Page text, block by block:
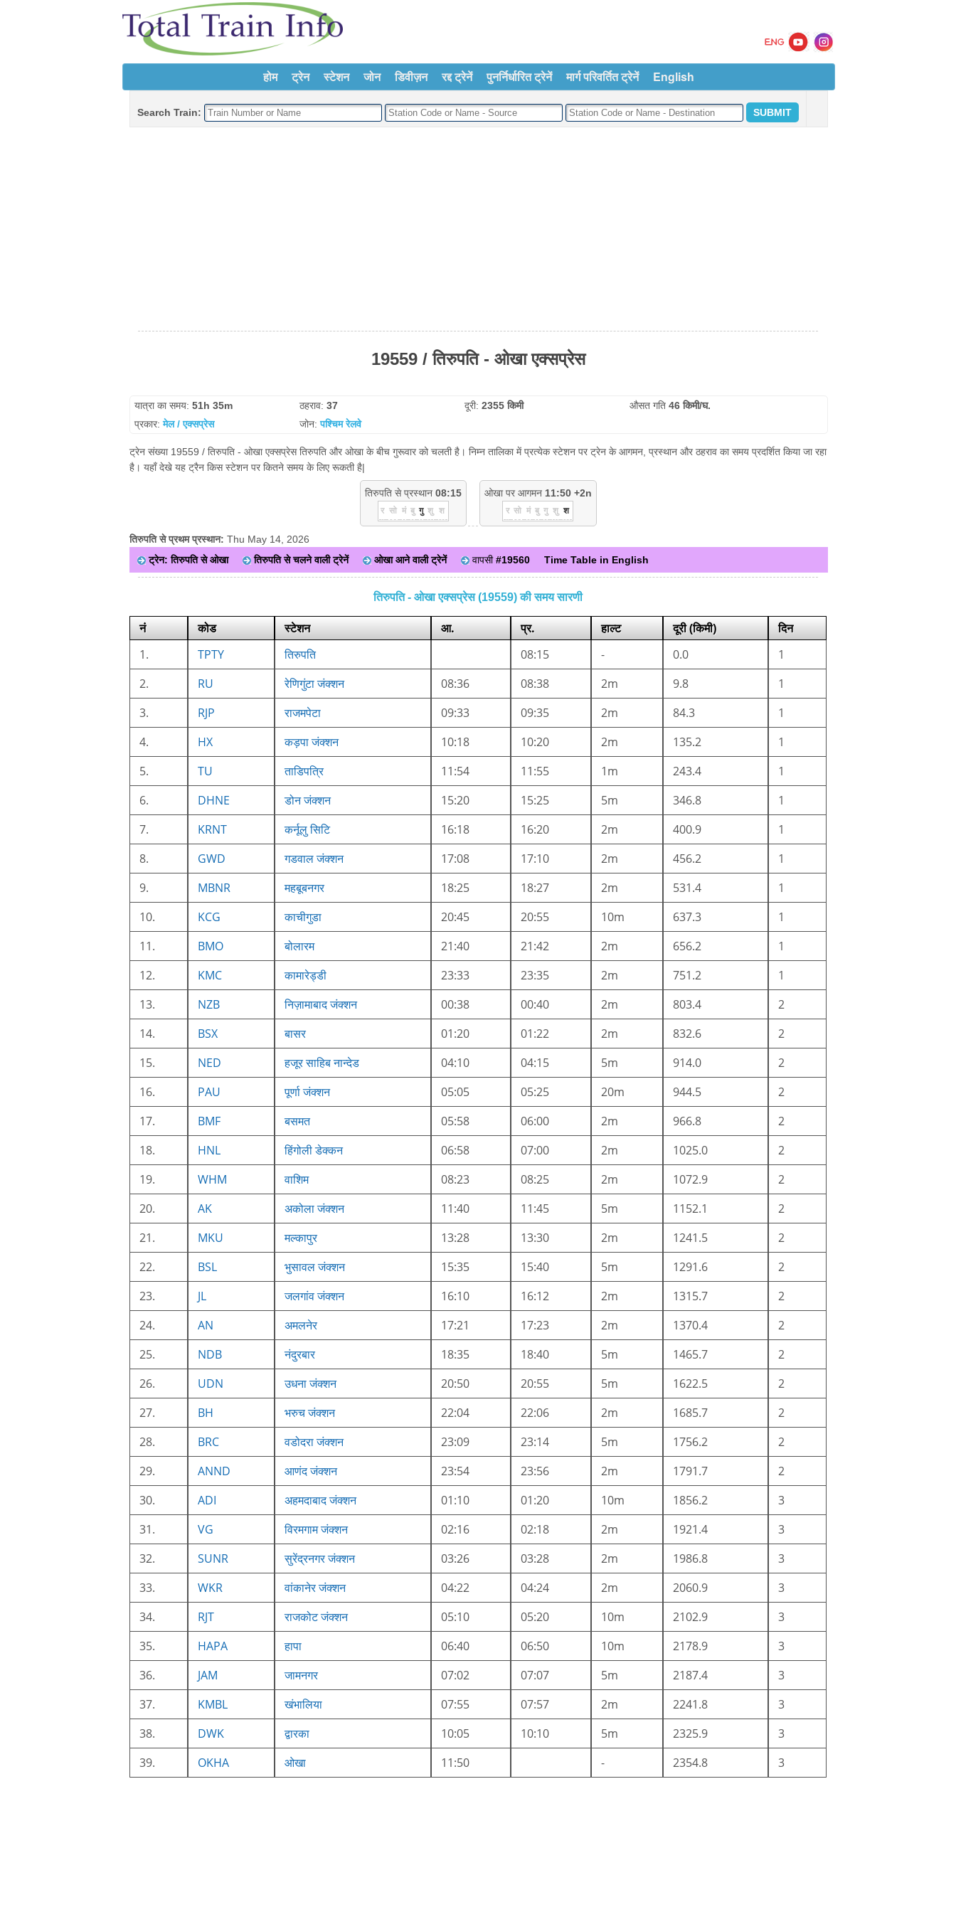
होम ट्रेन स्टेशन जोन डिवीज़न रद्द ट्रेनें पुनर्निर्धारित ट्रेनें मार्ग परिवर्तित ट्रेनें English
Search Train:
19559 / तिरुपति - ओखा एक्सप्रेस
यात्रा का समय: 51h 35m ठहराव: 37 दूरी: 2355 किमी औसत गति 46 किमी/घ.
प्रकार:मेल / एक्सप्रेस जोन:पश्चिम रेलवे
ट्रेन संख्या 19559 / तिरुपति - ओखा एक्सप्रेस तिरुपति और ओखा के बीच गुरूवार को चलती है। निम्न तालिका में प्रत्येक स्टेशन पर ट्रेन के आगमन, प्रस्थान और ठहराव का समय प्रदर्शित किया जा रहा
है। यहाँ देखे यह ट्रैन किस स्टेशन पर कितने समय के लिए रूकती है|
तिरुपति से प्रस्थान 08:15
र सो मं बु गु शु श
ओखा पर आगमन 11:50 +2n
र सो मं बु गु शु श
तिरुपति से प्रथम प्रस्थान: Thu May 14, 2026
ट्रेन: तिरुपति से ओखा
तिरुपति से चलने वाली ट्रेनें ओखा आने वाली ट्रेनें वापसी#19560 Time Table in English
तिरुपति - ओखा एक्सप्रेस (19559) की समय सारणी
नं कोड स्टेशन आ. प्र. हाल्ट दूरी (किमी)
दिन
1.
TPTY तिरुपति 08:15 - 0.0
1
2.
RU रेणिगुंटा जंक्शन 08:36 08:38 2m 9.8
1
3.
RJP राजमपेटा 09:33 09:35 2m 84.3
1
4.
HX कड़पा जंक्शन 10:18 10:20 2m 135.2
1
5.
TU ताडिपत्रि 11:54 11:55 1m 243.4
1
6.
DHNE डोन जंक्शन 15:20 15:25 5m 346.8
1
7.
KRNT कर्नूलु सिटि 16:18 16:20 2m 400.9
1
8.
GWD गडवाल जंक्शन 17:08 17:10 2m 456.2
1
9.
MBNR महबूबनगर 18:25 18:27 2m 531.4
1
10.
KCG काचीगुडा 20:45 20:55 10m 637.3
1
11.
BMO बोलारम 21:40 21:42 2m 656.2
1
12.
KMC कामारेड्डी 23:33 23:35 2m 751.2
1
13.
NZB निज़ामाबाद जंक्शन 00:38 00:40 2m 803.4
2
14.
BSX बासर 01:20 01:22 2m 832.6
2
15.
NED हजूर साहिब नान्देड 04:10 04:15 5m 914.0
2
16.
PAU पूर्णा जंक्शन 05:05 05:25 20m 944.5
2
17.
BMF बसमत 05:58 06:00 2m 966.8
2
18.
HNL हिंगोली डेक्कन 06:58 07:00 2m 1025.0
2
19.
WHM वाशिम 08:23 08:25 2m 1072.9
2
20.
AK अकोला जंक्शन 11:40 11:45 5m 1152.1
2
21.
MKU मल्कापुर 13:28 13:30 2m 1241.5
2
22.
BSL भुसावल जंक्शन 15:35 15:40 5m 1291.6
2
23.
JL जलगांव जंक्शन 16:10 16:12 2m 1315.7
2
24.
AN अमलनेर 17:21 17:23 2m 1370.4
2
25.
NDB नंदुरबार 18:35 18:40 5m 1465.7
2
26.
UDN उधना जंक्शन 20:50 20:55 5m 1622.5
2
27.
BH भरुच जंक्शन 22:04 22:06 2m 1685.7
2
28.
BRC वडोदरा जंक्शन 23:09 23:14 5m 1756.2
2
29.
ANND आणंद जंक्शन 23:54 23:56 2m 1791.7
2
30.
ADI अहमदाबाद जंक्शन 01:10 01:20 10m 1856.2
3
31.
VG विरमगाम जंक्शन 02:16 02:18 2m 1921.4
3
32.
SUNR सुरेंद्रनगर जंक्शन 03:26 03:28 2m 1986.8
3
33.
WKR वांकानेर जंक्शन 04:22 04:24 2m 2060.9
3
34.
RJT राजकोट जंक्शन 05:10 05:20 10m 2102.9
3
35.
HAPA हापा 06:40 06:50 10m 2178.9
3
36.
JAM जामनगर 07:02 07:07 5m 2187.4
3
37.
KMBL खंभालिया 07:55 07:57 2m 2241.8
3
38.
DWK द्वारका 10:05 10:10 5m 2325.9
3
39.
OKHA ओखा 11:50 - 2354.8 3